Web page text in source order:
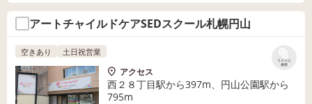
アートチャイルドケアSEDスクール札幌円山
リストに
保存
空きあり 土日祝営業
アクセス
西２８丁目駅から397m、円山公園駅から
795m